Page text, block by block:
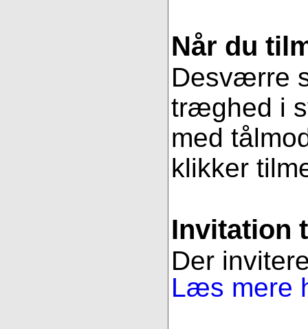
Når du
Desværre
træghed i
med
klikker
Invitation
Der
Læs mere